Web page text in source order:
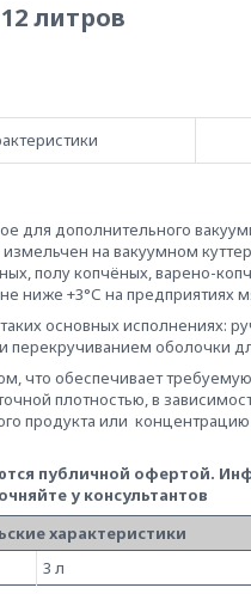
литров
для дополнительного
на вакуумном
полу копчёных, варено-
ниже +3°С на предприятиях
основных исполнениях:
перекручиванием оболочки
что обеспечивает
плотностью, в
продукта или
публичной офертой.
у консультантов
характеристики
3 л